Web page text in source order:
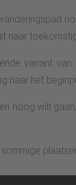
naar
variant
naar het
hoog wilt